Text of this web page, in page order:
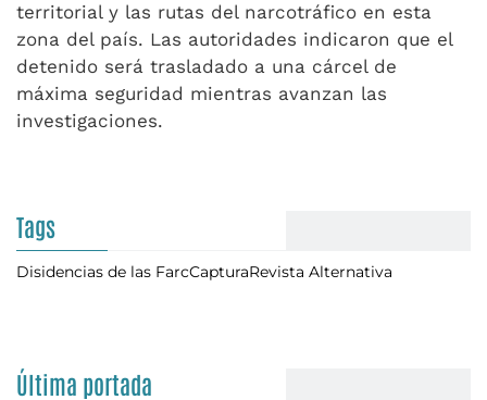
territorial y las rutas del narcotráfico en esta
zona del país. Las autoridades indicaron que el
detenido será trasladado a una cárcel de
máxima seguridad mientras avanzan las
investigaciones.
Tags
Disidencias de las FarcCapturaRevista Alternativa
Última portada